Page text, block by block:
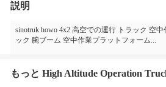
説明
sinotruk howo 4x2 高空での運行 トラック 空
ック 腕ブーム 空中作業プラットフォーム...
もっと High Altitude Operation